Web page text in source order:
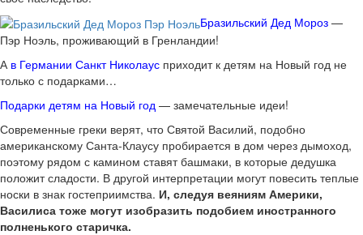
Бразильский Дед Мороз —
Пэр Ноэль, проживающий в Гренландии!
А в Германии Санкт Николаус приходит к детям на Новый год не
только с подарками…
Подарки детям на Новый год — замечательные идеи!
Современные греки верят, что Святой Василий, подобно
американскому Санта-Клаусу пробирается в дом через дымоход,
поэтому рядом с камином ставят башмаки, в которые дедушка
положит сладости. В другой интерпретации могут повесить теплые
носки в знак гостеприимства. И, следуя веяниям Америки,
Василиса тоже могут изобразить подобием иностранного
полненького старичка.